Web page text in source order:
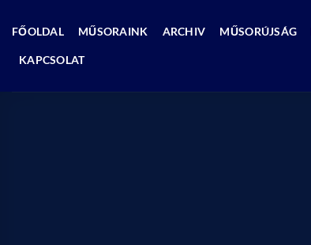
FŐOLDAL MŰSORAINK ARCHIV MŰSORÚJSÁG
KAPCSOLAT